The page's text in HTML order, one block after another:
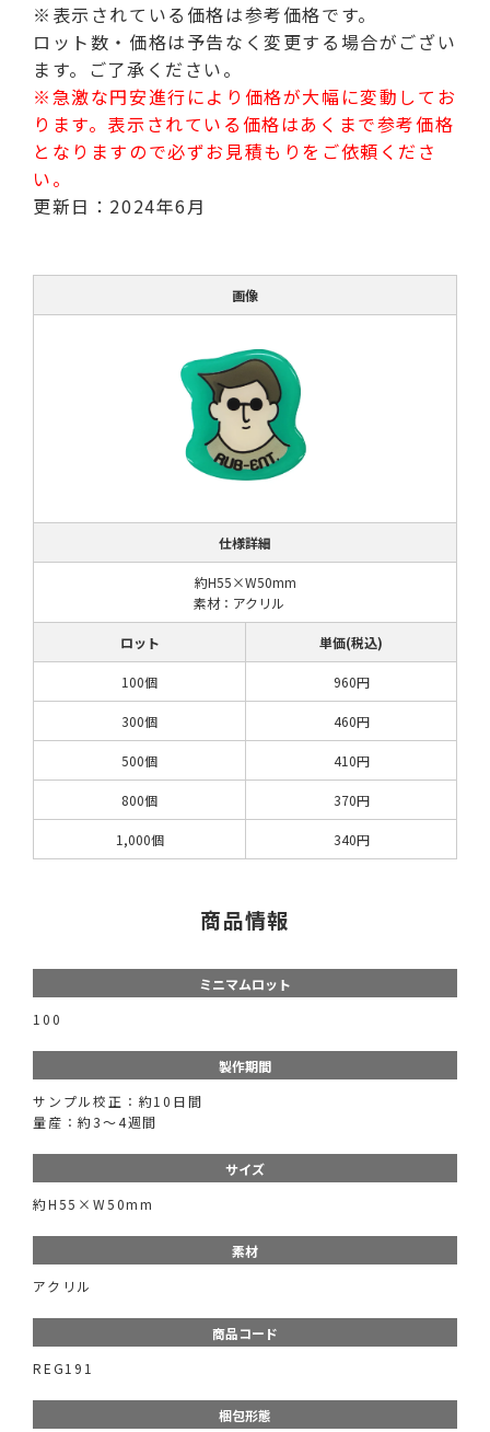
※表示されている価格は参考価格です。
ロット数・価格は予告なく変更する場合がござい
ます。ご了承ください。
※急激な円安進行により価格が大幅に変動してお
ります。表示されている価格はあくまで参考価格
となりますので必ずお見積もりをご依頼くださ
い。
更新日：2024年6月
画像
仕様詳細
約H55×W50mm
素材：アクリル
ロット 単価(税込)
100個 960円
300個 460円
500個 410円
800個 370円
1,000個 340円
商品情報
ミニマムロット
100
製作期間
サンプル校正：約10日間
量産：約3～4週間
サイズ
約H55×W50mm
素材
アクリル
商品コード
REG191
梱包形態